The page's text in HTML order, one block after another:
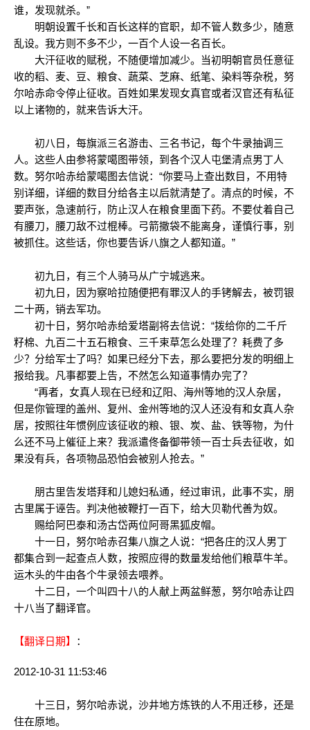
谁，发现就杀。”
明朝设置千长和百长这样的官职，却不管人数多少，随意
乱设。我方则不多不少，一百个人设一名百长。
大汗征收的赋税，不随便增加减少。当初明朝官员任意征
收的稻、麦、豆、粮食、蔬菜、芝麻、纸笔、染料等杂税，努
尔哈赤命令停止征收。百姓如果发现女真官或者汉官还有私征
以上诸物的，就来告诉大汗。
初八日，每旗派三名游击、三名书记，每个牛录抽调三
人。这些人由参将蒙噶图带领，到各个汉人屯堡清点男丁人
数。努尔哈赤给蒙噶图去信说：“你要马上查出数目，不用特
别详细，详细的数目分给各主以后就清楚了。清点的时候，不
要声张，急速前行，防止汉人在粮食里面下药。不要仗着自己
有腰刀，腰刀敌不过棍棒。弓箭撒袋不能离身，谨慎行事，别
被抓住。这些话，你也要告诉八旗之人都知道。”
初九日，有三个人骑马从广宁城逃来。
初九日，因为察哈拉随便把有罪汉人的手铐解去，被罚银
二十两，销去军功。
初十日，努尔哈赤给爱塔副将去信说：“拨给你的二千斤
籽棉、九百二十五石粮食、三千束草怎么处理了？耗费了多
少？分给军士了吗？如果已经分下去，那么要把分发的明细上
报给我。凡事都要上告，不然怎么知道事情办完了？
“再者，女真人现在已经和辽阳、海州等地的汉人杂居，
但是你管理的盖州、复州、金州等地的汉人还没有和女真人杂
居，按照往年惯例应该征收的粮、银、炭、盐、铁等物，为什
么还不马上催征上来？我派遣佟备御带领一百士兵去征收，如
果没有兵，各项物品恐怕会被别人抢去。”
朋古里告发塔拜和儿媳妇私通，经过审讯，此事不实，朋
古里属于诬告。判决他被鞭打一百下，给大贝勒代善为奴。
赐给阿巴泰和汤古岱两位阿哥黑狐皮帽。
十一日，努尔哈赤召集八旗之人说：“把各庄的汉人男丁
都集合到一起查点人数，按照应得的数量发给他们粮草牛羊。
运木头的牛由各个牛录领去喂养。
十二日，一个叫四十八的人献上两盆鲜葱，努尔哈赤让四
十八当了翻译官。
【翻译日期】 ：
2012-10-31 11:53:46
十三日，努尔哈赤说，沙井地方炼铁的人不用迁移，还是
住在原地。